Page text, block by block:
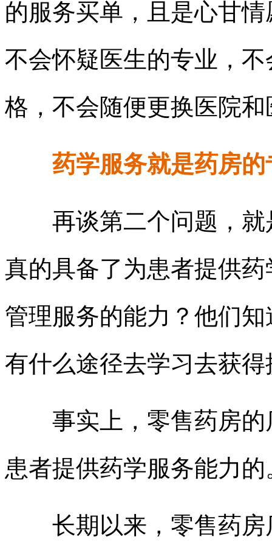
的服务买单，且是心甘
不会怀疑医生的专业，
格，不会随便更换医院
药学服务就是药房的
再谈第二个问题，就
真的具备了为患者提供
管理服务的能力？他们
有什么途径去学习去获
事实上，零售药房的
患者提供药学服务能力的
长期以来，零售药房